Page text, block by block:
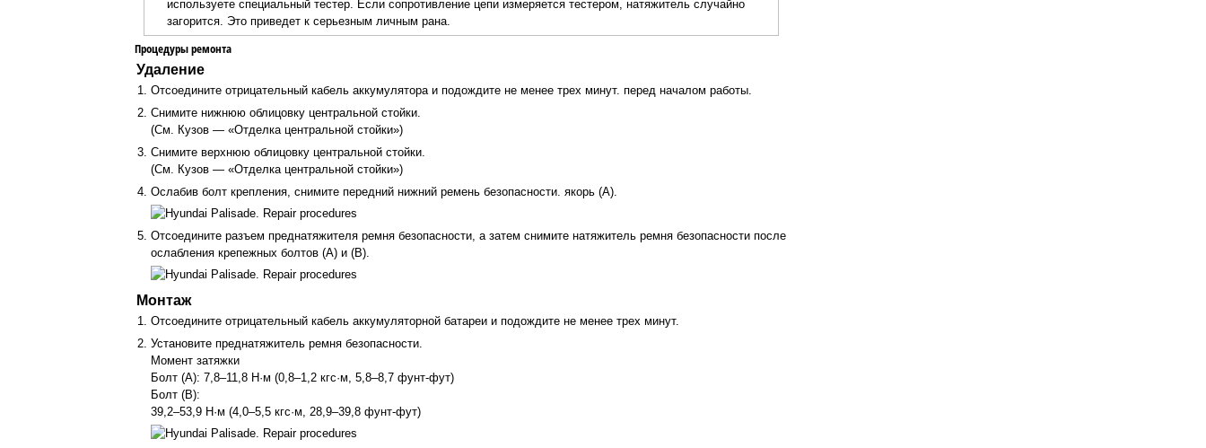
используете специальный тестер. Если сопротивление цепи измеряется тестером, натяжитель случайно
загорится. Это приведет к серьезным личным рана.
Процедуры ремонта
Удаление
1. Отсоедините отрицательный кабель аккумулятора и подождите не менее трех минут. перед началом работы.
2. Снимите нижнюю облицовку центральной стойки.
(См. Кузов — «Отделка центральной стойки»)
3. Снимите верхнюю облицовку центральной стойки.
(См. Кузов — «Отделка центральной стойки»)
4. Ослабив болт крепления, снимите передний нижний ремень безопасности. якорь (А).
5. Отсоедините разъем преднатяжителя ремня безопасности, а затем снимите натяжитель ремня безопасности после
ослабления крепежных болтов (A) и (B).
Монтаж
1. Отсоедините отрицательный кабель аккумуляторной батареи и подождите не менее трех минут.
2. Установите преднатяжитель ремня безопасности.
Момент затяжки
Болт (A): 7,8–11,8 Н·м (0,8–1,2 кгс·м, 5,8–8,7 фунт-фут)
Болт (В):
39,2–53,9 Н·м (4,0–5,5 кгс·м, 28,9–39,8 фунт-фут)